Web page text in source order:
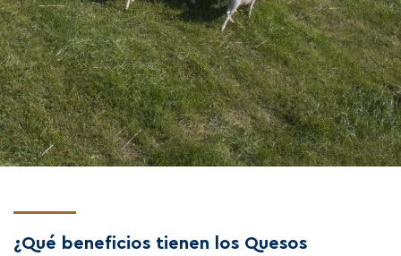
¿Qué beneficios tienen los Quesos